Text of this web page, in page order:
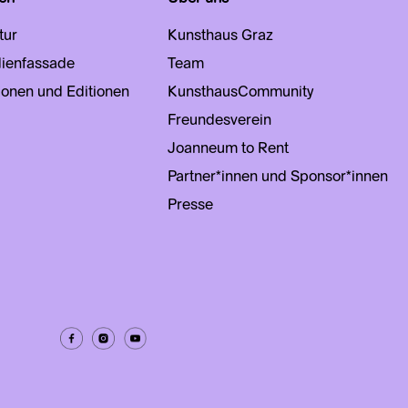
und Editionen
Kunsthaus Graz
Team
KunsthausCommunity
Freundesverein
Joanneum to Rent
Partner*innen und Sponsor*innen
Presse